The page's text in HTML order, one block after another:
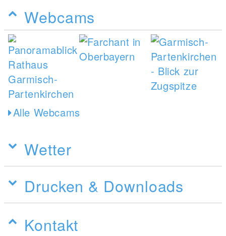
Webcams
Alle Webcams
Wetter
Drucken & Downloads
Kontakt